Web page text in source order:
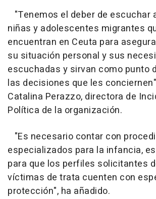
"Tenemos el deber de escuchar
niñas y adolescentes migrantes
encuentran en Ceuta para
su situación personal y sus
escuchadas y sirvan como punto
las decisiones que les
Catalina Perazzo, directora de
Política de la organización.
"Es necesario contar con
especializados para la infancia,
para que los perfiles solicitantes
víctimas de trata cuenten con
protección", ha añadido.